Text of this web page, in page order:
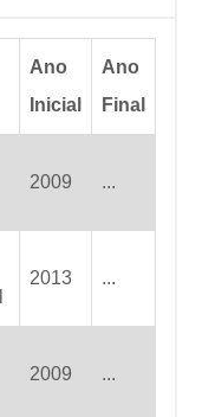
Ano
Inicial
Ano
Final
2009 ...
2013 ...
2009 ...